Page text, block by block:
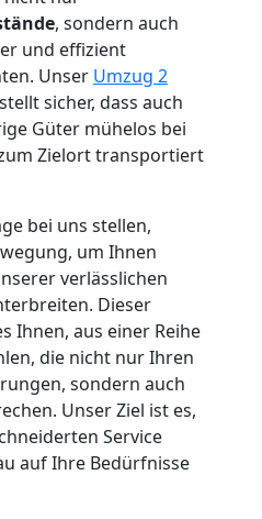
, sondern auch
und effizient
Unser Umzug 2
sicher, dass auch
Güter mühelos bei
Zielort transportiert
bei uns stellen,
um Ihnen
verlässlichen
Dieser
Ihnen, aus einer Reihe
die nicht nur Ihren
sondern auch
Unser Ziel ist es,
Service
auf Ihre Bedürfnisse